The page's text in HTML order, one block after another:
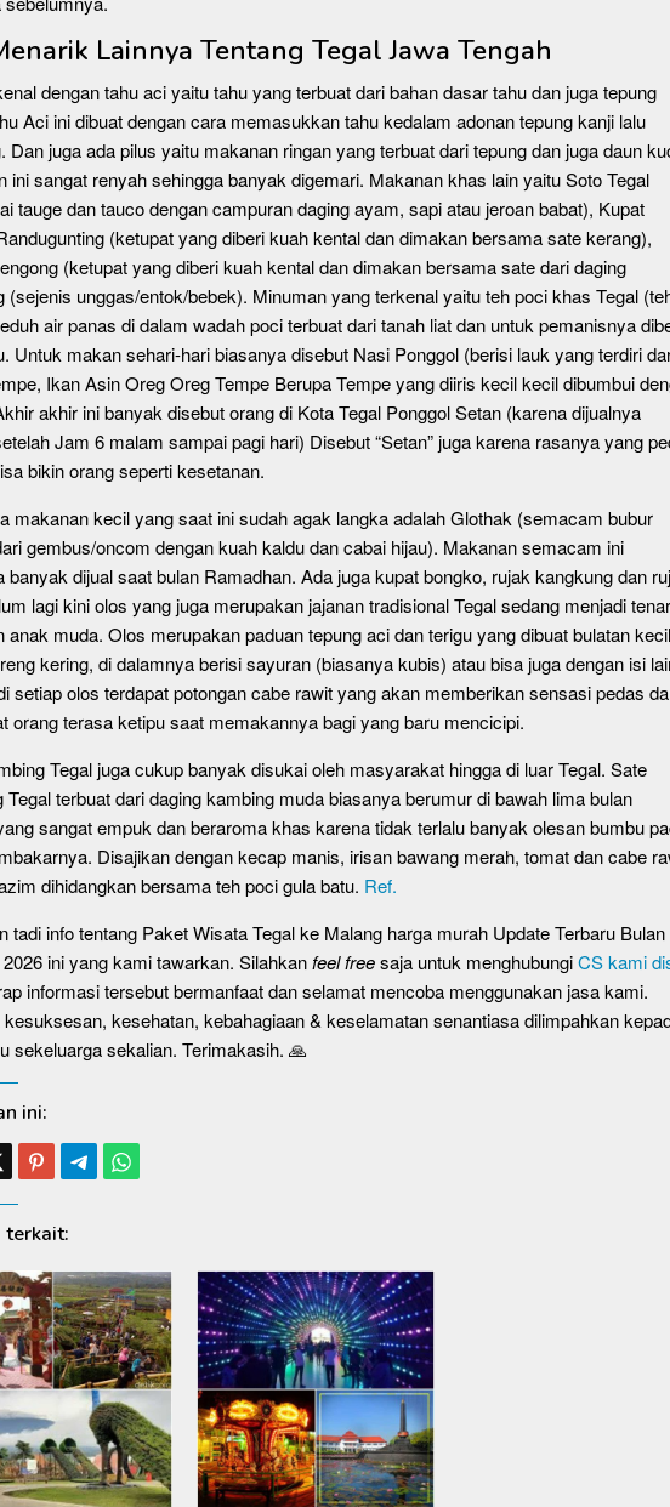
Lainnya Tentang Tegal Jawa Tengah
dengan tahu aci yaitu tahu yang terbuat dari bahan dasar tahu dan juga tepung
Aci ini dibuat dengan cara memasukkan tahu kedalam adonan tepung kanji lalu
Dan juga ada pilus yaitu makanan ringan yang terbuat dari tepung dan juga daun
ini sangat renyah sehingga banyak digemari. Makanan khas lain yaitu Soto Tegal
tauge dan tauco dengan campuran daging ayam, sapi atau jeroan babat), Kupat
(ketupat yang diberi kuah kental dan dimakan bersama sate kerang),
(ketupat yang diberi kuah kental dan dimakan bersama sate dari daging
(sejenis unggas/entok/bebek). Minuman yang terkenal yaitu teh poci khas Tegal
air panas di dalam wadah poci terbuat dari tanah liat dan untuk pemanisnya
Untuk makan sehari-hari biasanya disebut Nasi Ponggol (berisi lauk yang terdiri
Ikan Asin Oreg Oreg Tempe Berupa Tempe yang diiris kecil kecil dibumbui
akhir ini banyak disebut orang di Kota Tegal Ponggol Setan (karena dijualnya
Jam 6 malam sampai pagi hari) Disebut “Setan” juga karena rasanya yang
bikin orang seperti kesetanan.
makanan kecil yang saat ini sudah agak langka adalah Glothak (semacam bubur
gembus/oncom dengan kuah kaldu dan cabai hijau). Makanan semacam ini
banyak dijual saat bulan Ramadhan. Ada juga kupat bongko, rujak kangkung dan
lagi kini olos yang juga merupakan jajanan tradisional Tegal sedang menjadi
anak muda. Olos merupakan paduan tepung aci dan terigu yang dibuat bulatan kecil
kering, di dalamnya berisi sayuran (biasanya kubis) atau bisa juga dengan isi
setiap olos terdapat potongan cabe rawit yang akan memberikan sensasi pedas
orang terasa ketipu saat memakannya bagi yang baru mencicipi.
Tegal juga cukup banyak disukai oleh masyarakat hingga di luar Tegal. Sate
Tegal terbuat dari daging kambing muda biasanya berumur di bawah lima bulan
sangat empuk dan beraroma khas karena tidak terlalu banyak olesan bumbu
Disajikan dengan kecap manis, irisan bawang merah, tomat dan cabe
dihidangkan bersama teh poci gula batu. Ref.
tadi info tentang Paket Wisata Tegal ke Malang harga murah Update Terbaru Bulan
ini yang kami tawarkan. Silahkanfeel freesaja untuk menghubungiCS kami
informasi tersebut bermanfaat dan selamat mencoba menggunakan jasa kami.
kesehatan, kebahagiaan & keselamatan senantiasa dilimpahkan
sekeluarga sekalian. Terimakasih. 🙏
ini:
terkait: